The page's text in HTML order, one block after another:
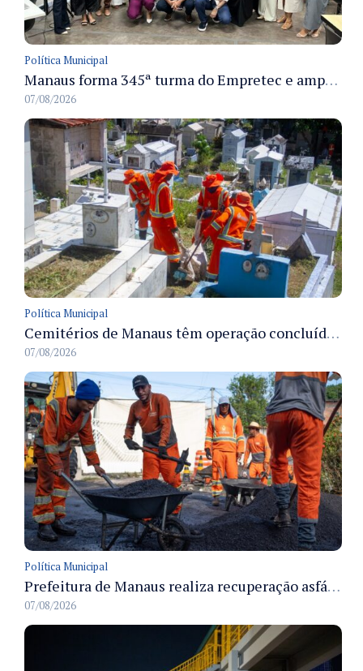
Política Municipal
Manaus forma 345ª turma do Empretec e amplia qualificação de empreendedores na cidade
07/08/2026
Política Municipal
Cemitérios de Manaus têm operação concluída e estrutura pronta para receber famílias no Dia dos Pais
07/08/2026
Política Municipal
Prefeitura de Manaus realiza recuperação asfáltica na rua Canário do Campo e amplia mobilidade na zona Norte
07/08/2026